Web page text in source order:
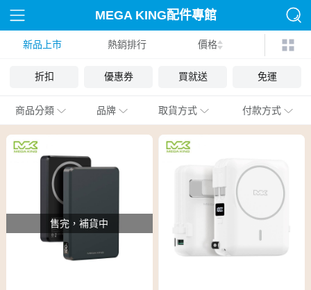
MEGA KING配件專館
新品上市 熱銷排行 價格
折扣 優惠券 買就送 免運
商品分類 品牌 取貨方式 付款方式
售完，補貨中